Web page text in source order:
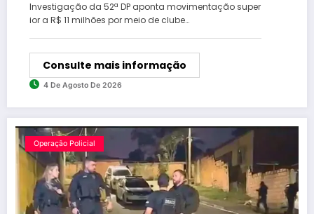
Investigação da 52ª DP aponta movimentação super
ior a R$ 11 milhões por meio de clube…
Consulte mais informação
4 De Agosto De 2026
Operação Policial